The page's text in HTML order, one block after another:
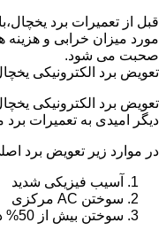
قبل از تعمیرات برد
مورد میزان خرابی و
صحبت می شود.
تعویض برد الکترونیکی
تعویض برد الکترونیکی
دیگر امیدی به تعمیرات
در موارد زیر تعویض برد اصلی یخچال
آسیب فیزیکی شدید
سوختن AC مرکزی
سوختن بیش از 50% درصدی برد اصلی